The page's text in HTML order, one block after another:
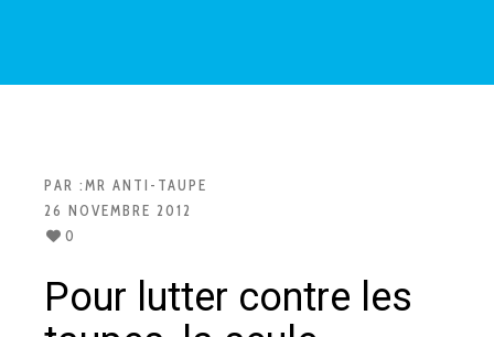
PAR :MR ANTI-TAUPE
26 NOVEMBRE 2012
0
Pour lutter contre les